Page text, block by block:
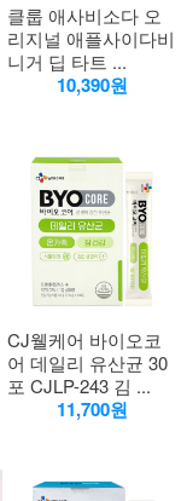
클룹 애사비소다 오
리지널 애플사이다비
니거 딥 타트 ...
10,390원
CJ웰케어 바이오코
어 데일리 유산균 30
포 CJLP-243 김 ...
11,700원